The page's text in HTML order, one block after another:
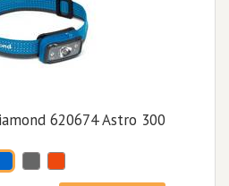
620674 Astro 300